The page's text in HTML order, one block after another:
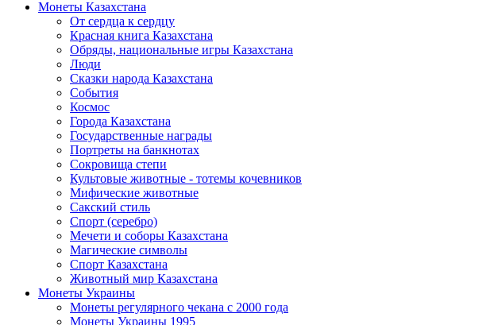
Монеты Казахстана
От сердца к сердцу
Красная книга Казахстана
Обряды, национальные игры Казахстана
Люди
Сказки народа Казахстана
События
Космос
Города Казахстана
Государственные награды
Портреты на банкнотах
Сокровища степи
Культовые животные - тотемы кочевников
Мифические животные
Сакский стиль
Спорт (серебро)
Мечети и соборы Казахстана
Магические символы
Спорт Казахстана
Животный мир Казахстана
Монеты Украины
Монеты регулярного чекана с 2000 года
Монеты Украины 1995